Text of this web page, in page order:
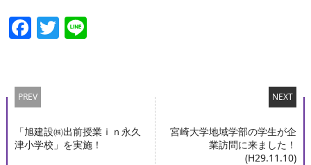
Facebook
Twitter
Line
PREV
「旭建設㈱出前授業ｉｎ永久
津小学校」を実施！
NEXT
宮崎大学地域学部の学生が企
業訪問に来ました！
(H29.11.10)